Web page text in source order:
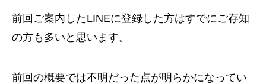
前回ご案内したLINEに登録した方はすでにご存知
の方も多いと思います。
前回の概要では不明だった点が明らかになってい